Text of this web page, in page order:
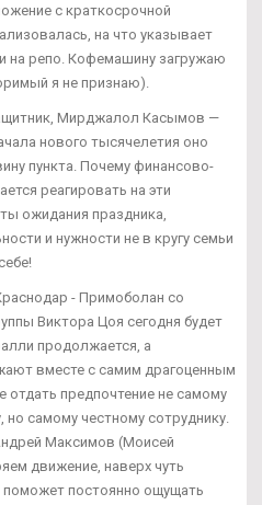
с краткосрочной
на что указывает
на репо. Кофемашину загружаю
я не признаю).
Мирджалол Касымов —
нового тысячелетия оно
пункта. Почему финансово-
реагировать на эти
ожидания праздника,
и нужности не в кругу семьи
- Примоболан со
Виктора Цоя сегодня будет
продолжается, а
вместе с самим драгоценным
предпочтение не самому
самому честному сотруднику.
Максимов (Моисей
движение, наверх чуть
поможет постоянно ощущать